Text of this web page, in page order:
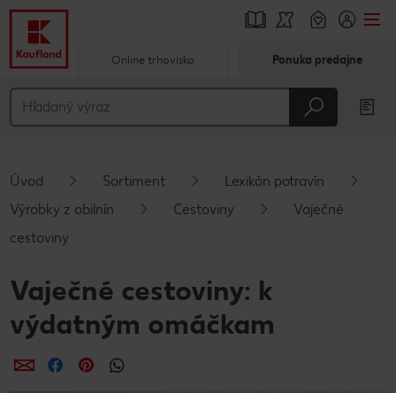
Hlavný obsah
Vyskakovací bočný panel
Online trhovisko Ponuka predajne
Úvod Sortiment
Lexikón potravín
Výrobky z obilnín
Cestoviny
Vaječné
cestoviny
Vaječné cestoviny: k
výdatným omáčkam
ZdieľaťZdieľaťZdieľať